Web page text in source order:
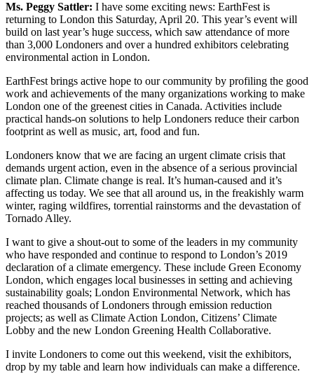
Ms. Peggy Sattler: I have some exciting news: EarthFest is
returning to London this Saturday, April 20. This year’s event will
build on last year’s huge success, which saw attendance of more
than 3,000 Londoners and over a hundred exhibitors celebrating
environmental action in London.
EarthFest brings active hope to our community by profiling the good
work and achievements of the many organizations working to make
London one of the greenest cities in Canada. Activities include
practical hands-on solutions to help Londoners reduce their carbon
footprint as well as music, art, food and fun.
Londoners know that we are facing an urgent climate crisis that
demands urgent action, even in the absence of a serious provincial
climate plan. Climate change is real. It’s human-caused and it’s
affecting us today. We see that all around us, in the freakishly warm
winter, raging wildfires, torrential rainstorms and the devastation of
Tornado Alley.
I want to give a shout-out to some of the leaders in my community
who have responded and continue to respond to London’s 2019
declaration of a climate emergency. These include Green Economy
London, which engages local businesses in setting and achieving
sustainability goals; London Environmental Network, which has
reached thousands of Londoners through emission reduction
projects; as well as Climate Action London, Citizens’ Climate
Lobby and the new London Greening Health Collaborative.
I invite Londoners to come out this weekend, visit the exhibitors,
drop by my table and learn how individuals can make a difference.